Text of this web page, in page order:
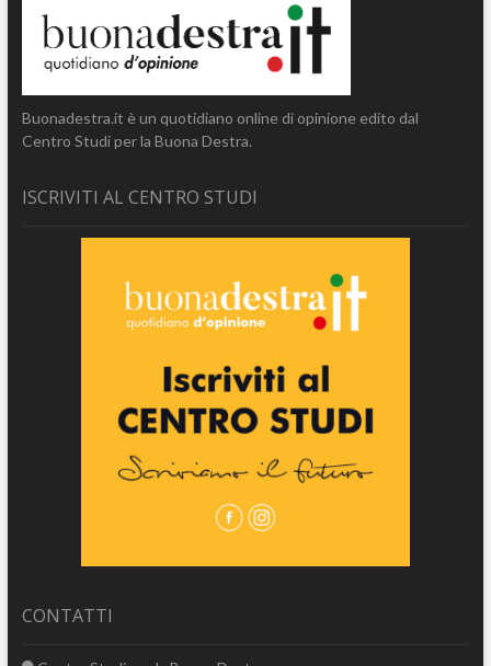
Buonadestra.it è un quotidiano online di opinione edito dal
Centro Studi per la Buona Destra.
ISCRIVITI AL CENTRO STUDI
CONTATTI